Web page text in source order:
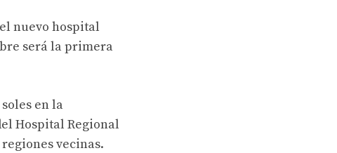
nuevo hospital
será la primera
en la
Hospital Regional
vecinas.